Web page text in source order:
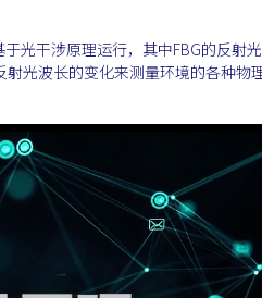
光干涉原理运行，其中FBG的反射
光波长的变化来测量环境的各种物